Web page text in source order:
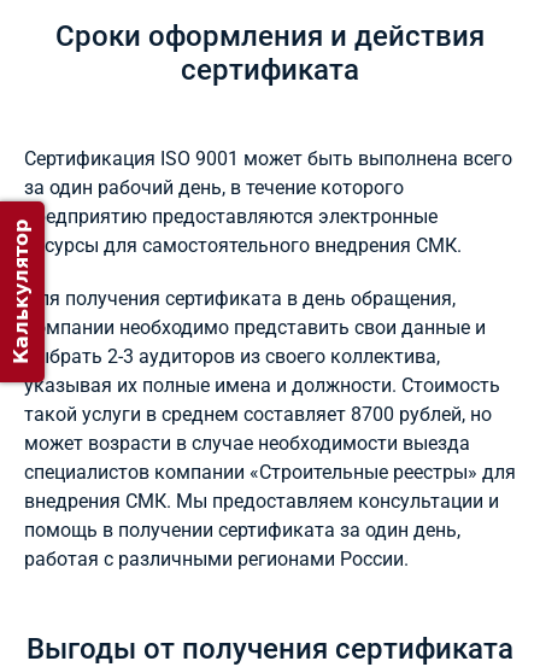
Сроки оформления и действия
сертификата
Сертификация ISO 9001 может быть выполнена всего
за один рабочий день, в течение которого
предприятию предоставляются электронные
ресурсы для самостоятельного внедрения СМК.
Для получения сертификата в день обращения,
компании необходимо представить свои данные и
выбрать 2-3 аудиторов из своего коллектива,
указывая их полные имена и должности. Стоимость
такой услуги в среднем составляет 8700 рублей, но
может возрасти в случае необходимости выезда
специалистов компании «Строительные реестры» для
внедрения СМК. Мы предоставляем консультации и
помощь в получении сертификата за один день,
работая с различными регионами России.
Выгоды от получения сертификата
Калькулятор